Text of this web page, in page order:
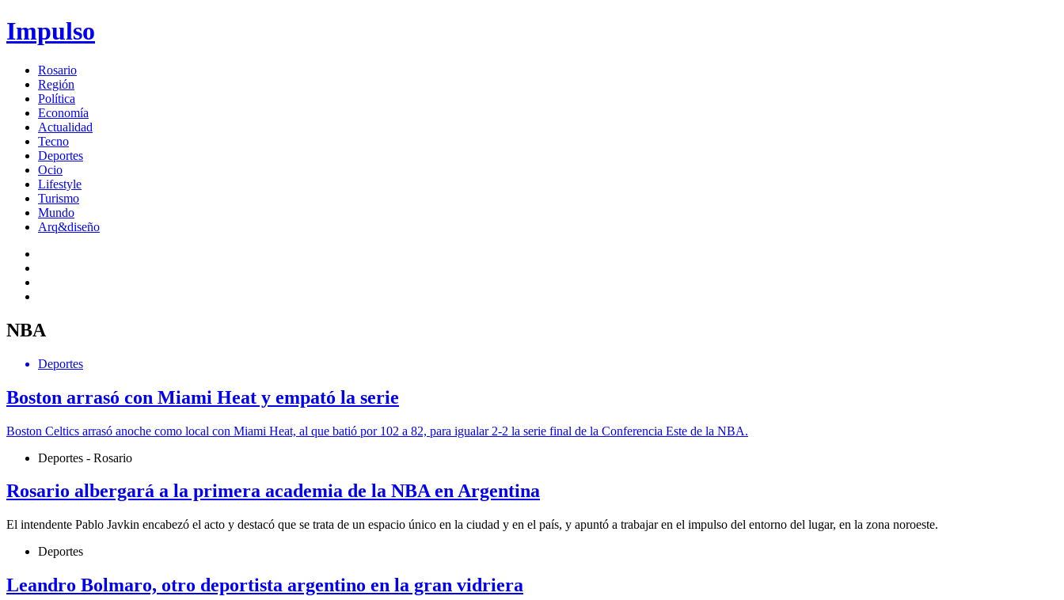
Impulso
Rosario
Región
Política
Economía
Actualidad
Tecno
Deportes
Ocio
Lifestyle
Turismo
Mundo
Arq&diseño
NBA
Deportes
Boston arrasó con Miami Heat y empató la serie
Boston Celtics arrasó anoche como local con Miami Heat, al que batió por 102 a 82, para igualar 2-2 la serie final de la Conferencia Este de la NBA.
Deportes - Rosario
Rosario albergará a la primera academia de la NBA en Argentina
El intendente Pablo Javkin encabezó el acto y destacó que se trata de un espacio único en la ciudad y en el país, y apuntó a trabajar en el impulso del entorno del lugar, en la zona noroeste.
Deportes
Leandro Bolmaro, otro deportista argentino en la gran vidriera